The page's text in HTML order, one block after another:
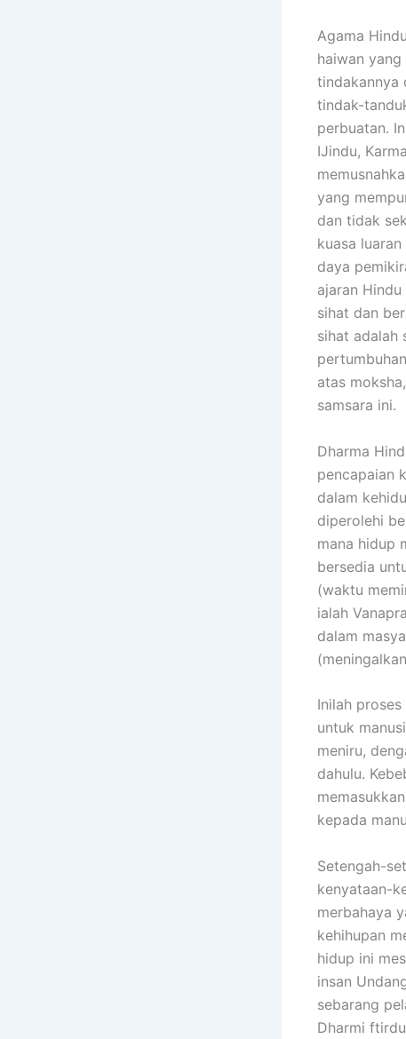
Agama
haiwan
tindakannya
tindak-
perbuatan.
IJindu,
yang
dan tidak
kuasa
daya
ajaran
sihat dan
sihat adalah
atas
samsara ini.
Dharma
pencapaian
dalam
diperolehi
mana hidup
bersedia
(waktu
ialah
dalam
Inilah
untuk
meniru,
dahulu.
kepada
Setengah-
kenyataan-
merbahaya
kehihupan
hidup ini
insan
sebarang
Dharmi